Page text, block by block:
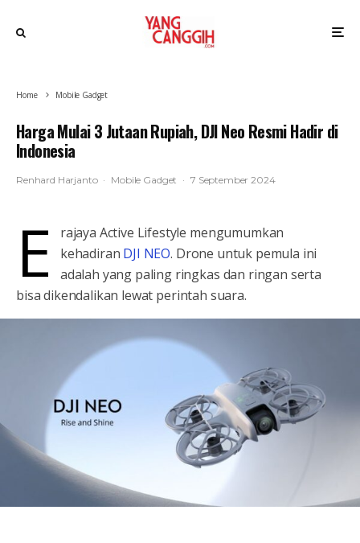
Home Mobile Gadget
Harga Mulai 3 Jutaan Rupiah, DJI Neo Resmi Hadir di
Indonesia
Renhard Harjanto · Mobile Gadget · 7 September 2024
E
rajaya Active Lifestyle mengumumkan
kehadiran DJI NEO. Drone untuk pemula ini
adalah yang paling ringkas dan ringan serta
bisa dikendalikan lewat perintah suara.